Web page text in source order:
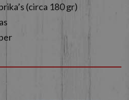
(circa 180 gr)